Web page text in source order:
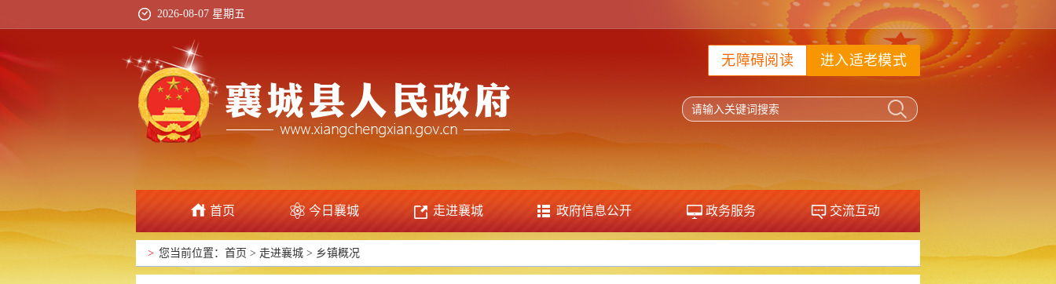
2026-08-07 星期五
进入适老模式
无障碍阅读
首页 今日襄城 走进襄城 政府信息公开 政务服务 交流互动
> 您当前位置： 首页 > 走进襄城 > 乡镇概况